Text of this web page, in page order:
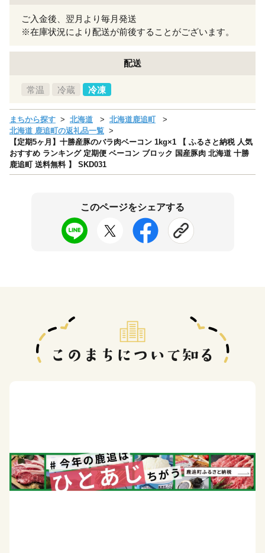
ご入金後、翌月より毎月発送
※在庫状況により配送が前後することがございます。
配送
常温 冷蔵 冷凍
まちから探す 北海道
北海道鹿追町
北海道 鹿追町の返礼品一覧
【定期5ヶ月】十勝産豚のバラ肉ベーコン 1kg×1 【 ふるさと納税 人気
おすすめ ランキング 定期便 ベーコン ブロック 国産豚肉 北海道 十勝
鹿追町 送料無料 】 SKD031
このページをシェアする